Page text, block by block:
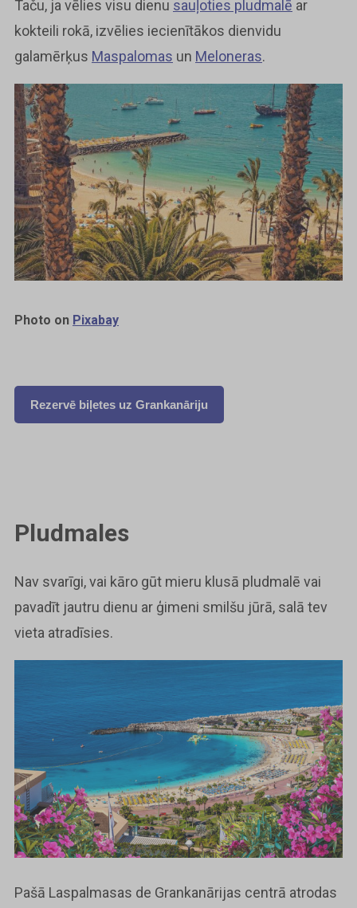
Taču, ja vēlies visu dienu sauļoties pludmalē ar
kokteili rokā, izvēlies iecienītākos dienvidu
galamērķus Maspalomas un Meloneras.
Photo on Pixabay
Rezervē biļetes uz Grankanāriju
Pludmales
Nav svarīgi, vai kāro gūt mieru klusā pludmalē vai
pavadīt jautru dienu ar ģimeni smilšu jūrā, salā tev
vieta atradīsies.
Pašā Laspalmasas de Grankanārijas centrā atrodas